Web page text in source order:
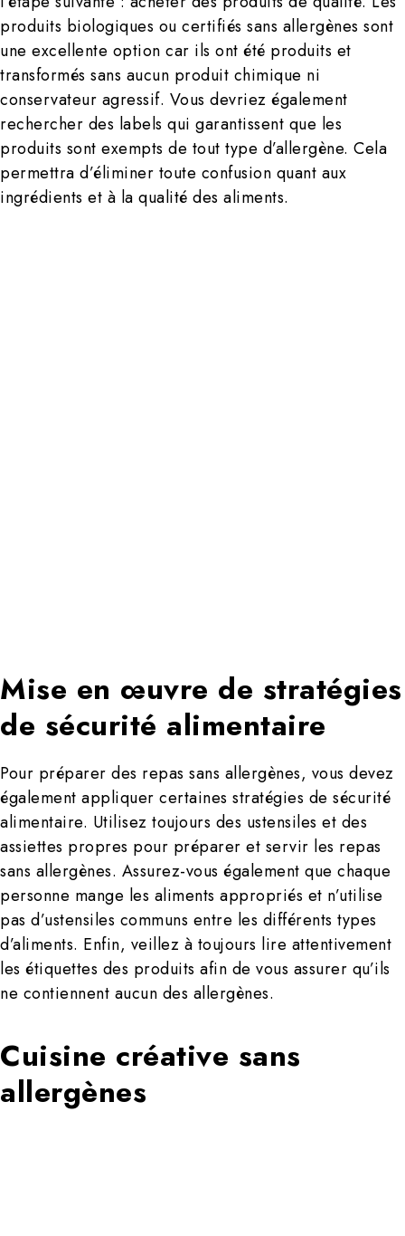
produits biologiques ou certifiés sans allergènes sont
une excellente option car ils ont été produits et
transformés sans aucun produit chimique ni
conservateur agressif. Vous devriez également
rechercher des labels qui garantissent que les
produits sont exempts de tout type d’allergène. Cela
permettra d’éliminer toute confusion quant aux
ingrédients et à la qualité des aliments.
Mise en œuvre de stratégies
de sécurité alimentaire
Pour préparer des repas sans allergènes, vous devez
également appliquer certaines stratégies de sécurité
alimentaire. Utilisez toujours des ustensiles et des
assiettes propres pour préparer et servir les repas
sans allergènes. Assurez-vous également que chaque
personne mange les aliments appropriés et n’utilise
pas d’ustensiles communs entre les différents types
d’aliments. Enfin, veillez à toujours lire attentivement
les étiquettes des produits afin de vous assurer qu’ils
ne contiennent aucun des allergènes.
Cuisine créative sans
allergènes